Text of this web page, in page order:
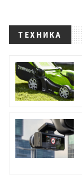
ТЕХНИКА